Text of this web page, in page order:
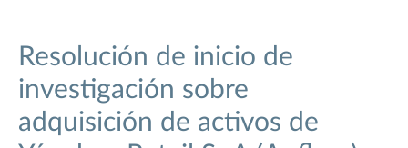
Resolución de inicio de
investigación sobre
adquisición de activos de